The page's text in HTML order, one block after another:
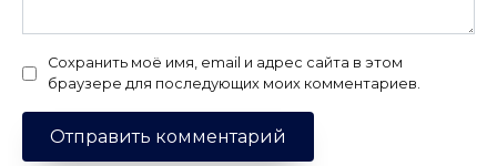
Сохранить моё имя, email и адрес сайта в этом
браузере для последующих моих комментариев.